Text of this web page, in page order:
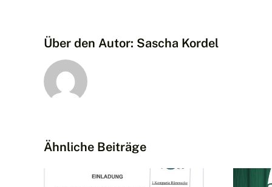
Über den Autor: Sascha Kordel
Ähnliche Beiträge